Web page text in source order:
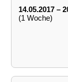
14.05.2017 –
(1 Woche)